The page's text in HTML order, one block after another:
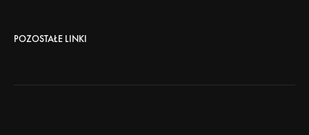
POZOSTAŁE LINKI